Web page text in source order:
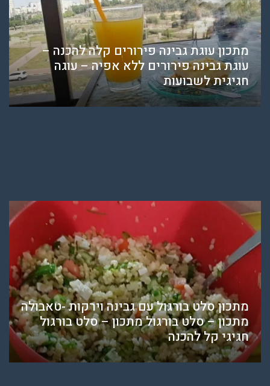
מתכון עוגת גבינה פירורים קלה להכנה –
עוגת גבינה פירורים ללא אפיה – עוגה
חגיגית לשבועות
מתכון סלט בורגול עם גבינה וירקות -טאבולה
מתכון – סלט בורגול מתכון – סלט בורגול
חגיגי קל להכנה